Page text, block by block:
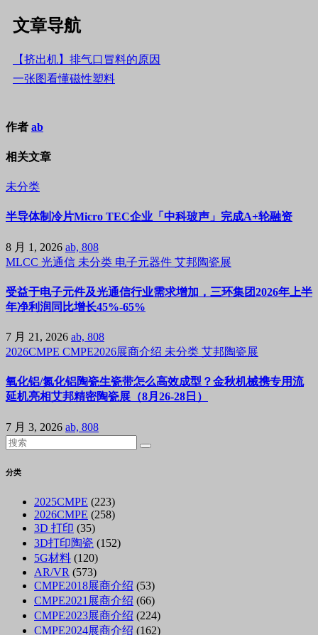
文章导航
【挤出机】排气口冒料的原因
一张图看懂磁性塑料
作者 ab
相关文章
未分类
半导体制冷片Micro TEC企业「中科玻声」完成A+轮融资
8 月 1, 2026 ab, 808
MLCC 光通信 未分类 电子元器件 艾邦陶瓷展
受益于电子元件及光通信行业需求增加，三环集团2026年上半
年净利润同比增长45%-65%
7 月 21, 2026 ab, 808
2026CMPE CMPE2026展商介绍 未分类 艾邦陶瓷展
氧化铝/氮化铝陶瓷生瓷带怎么高效成型？金秋机械携专用流
延机亮相艾邦精密陶瓷展（8月26-28日）
7 月 3, 2026 ab, 808
分类
2025CMPE (223)
2026CMPE (258)
3D 打印 (35)
3D打印陶瓷 (152)
5G材料 (120)
AR/VR (573)
CMPE2018展商介绍 (53)
CMPE2021展商介绍 (66)
CMPE2023展商介绍 (224)
CMPE2024展商介绍 (162)